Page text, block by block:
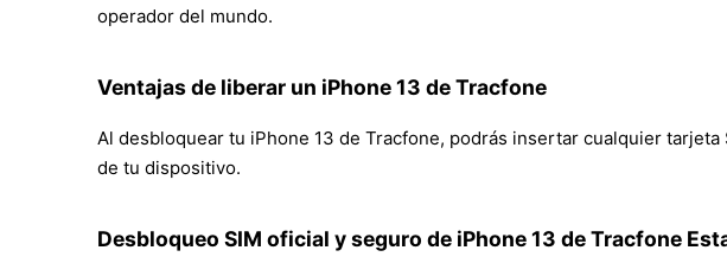
operador del mundo.
Ventajas de liberar un iPhone 13 de Tracfone
Al desbloquear tu iPhone 13 de Tracfone, podrás insertar cualquier
de tu dispositivo.
Desbloqueo SIM oficial y seguro de iPhone 13 de Tracfone